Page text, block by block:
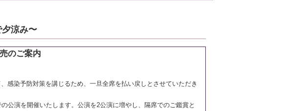
涼み〜
のご案内
感染予防対策を講じるため、一旦全席を払い戻しとさせていただき
公演を開催いたします。公演を2公演に増やし、隔席でのご鑑賞と